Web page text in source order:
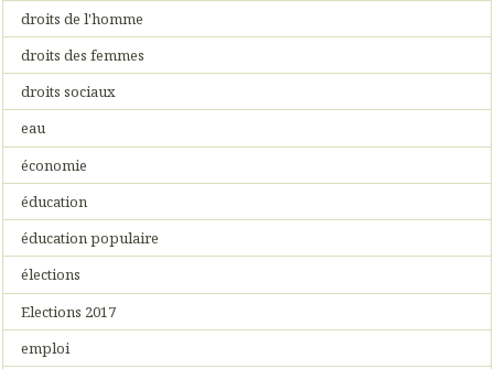
droits de l'homme
droits des femmes
droits sociaux
eau
économie
éducation
éducation populaire
élections
Elections 2017
emploi